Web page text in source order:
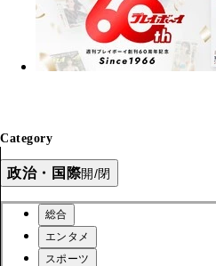
Category
政治・国際開/閉
総合
エンタメ
スポーツ